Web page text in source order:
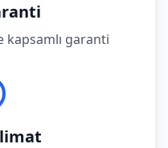
kapsamlı garanti